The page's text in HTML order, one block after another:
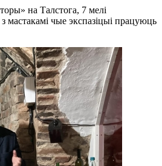
на Талстога, 7 мелі
мастакамі чые экспазіцыі працуюць